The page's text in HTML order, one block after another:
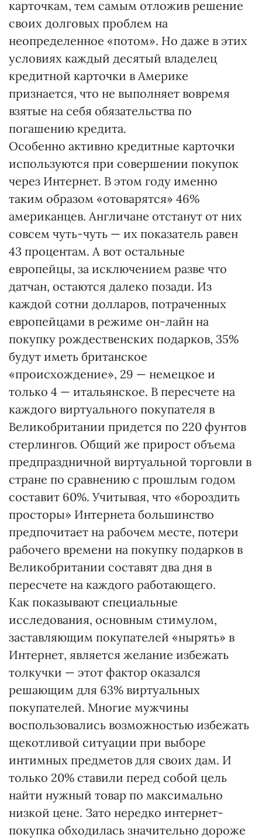
карточкам, тем самым отложив решение
своих долговых проблем на
неопределенное «потом». Но даже в этих
условиях каждый десятый владелец
кредитной карточки в Америке
признается, что не выполняет вовремя
взятые на себя обязательства по
погашению кредита.
Особенно активно кредитные карточки
используются при совершении покупок
через Интернет. В этом году именно
таким образом «отоварятся» 46%
американцев. Англичане отстанут от них
совсем чуть-чуть — их показатель равен
43 процентам. А вот остальные
европейцы, за исключением разве что
датчан, остаются далеко позади. Из
каждой сотни долларов, потраченных
европейцами в режиме он-лайн на
покупку рождественских подарков, 35%
будут иметь британское
«происхождение», 29 — немецкое и
только 4 — итальянское. В пересчете на
каждого виртуального покупателя в
Великобритании придется по 220 фунтов
стерлингов. Общий же прирост объема
предпраздничной виртуальной торговли в
стране по сравнению с прошлым годом
составит 60%. Учитывая, что «бороздить
просторы» Интернета большинство
предпочитает на рабочем месте, потери
рабочего времени на покупку подарков в
Великобритании составят два дня в
пересчете на каждого работающего.
Как показывают специальные
исследования, основным стимулом,
заставляющим покупателей «нырять» в
Интернет, является желание избежать
толкучки — этот фактор оказался
решающим для 63% виртуальных
покупателей. Многие мужчины
воспользовались возможностью избежать
щекотливой ситуации при выборе
интимных предметов для своих дам. И
только 20% ставили перед собой цель
найти нужный товар по максимально
низкой цене. Зато нередко интернет-
покупка обходилась значительно дороже